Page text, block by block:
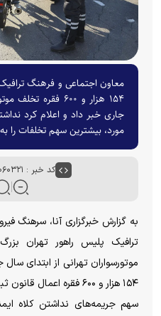
معاون اجتماعی و فرهنگ
۱۵۴ هزار و ۶۰۰
مورد، بیشترین سهم تخلفات
کد خبر : ۱۰۶۰۳۲۱
به گزارش خبرگزاری آنا، سرهنگ
ترافیک پلیس راهور تهران
موتورسواران تهرانی از ابتدای
۱۵۴ هزار و ۶۰۰ فقره